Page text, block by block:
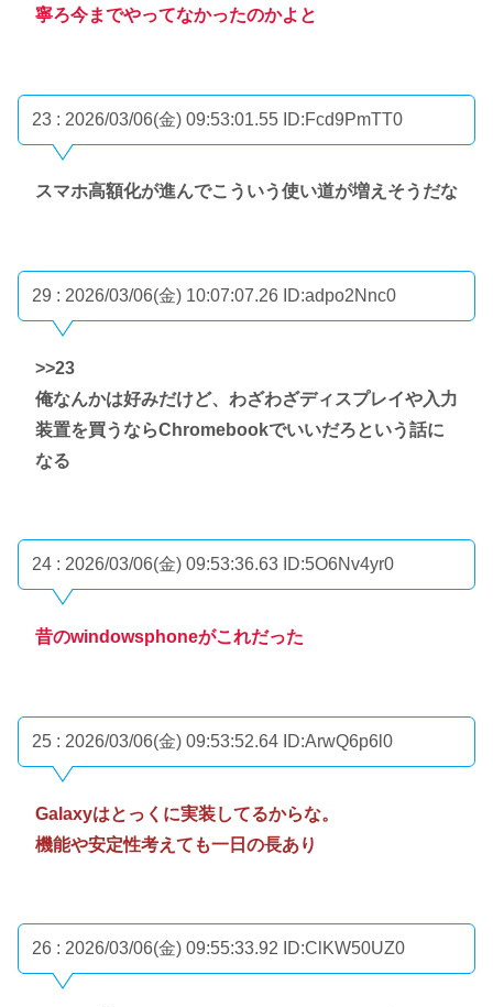
寧ろ今までやってなかったのかよと
23 : 2026/03/06(金) 09:53:01.55 ID:Fcd9PmTT0
スマホ高額化が進んでこういう使い道が増えそうだな
29 : 2026/03/06(金) 10:07:07.26 ID:adpo2Nnc0
>>23
俺なんかは好みだけど、わざわざディスプレイや入力
装置を買うならChromebookでいいだろという話に
なる
24 : 2026/03/06(金) 09:53:36.63 ID:5O6Nv4yr0
昔のwindowsphoneがこれだった
25 : 2026/03/06(金) 09:53:52.64 ID:ArwQ6p6l0
Galaxyはとっくに実装してるからな。
機能や安定性考えても一日の長あり
26 : 2026/03/06(金) 09:55:33.92 ID:ClKW50UZ0